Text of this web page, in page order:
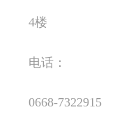
4楼
电话：
0668-7322915